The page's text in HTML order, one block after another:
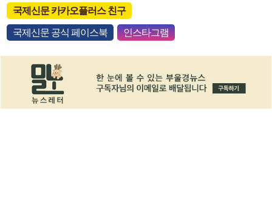
국제신문 카카오플러스 친구
국제신문 공식 페이스북 인스타그램